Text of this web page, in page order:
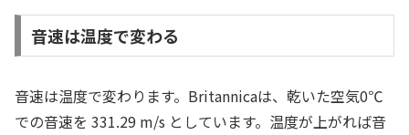
音速は温度で変わる
音速は温度で変わります。Britannicaは、乾いた空気0℃
での音速を 331.29 m/s としています。温度が上がれば音